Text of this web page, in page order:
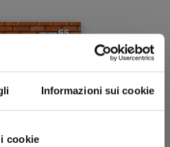
Informazioni sui cookie
cookie